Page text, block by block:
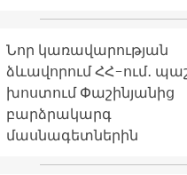
Նոր կառավարության
ձևավորում ՀՀ-ում․
խոստում Փաշինյանից
բարձրակարգ
մասնագետներին